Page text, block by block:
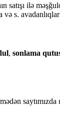
ilə
s.
, sonlama